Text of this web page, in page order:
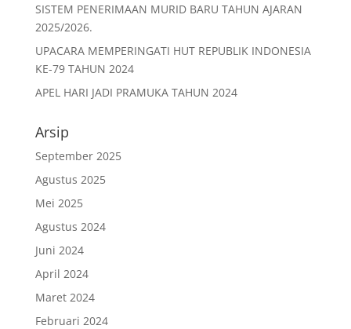
SISTEM PENERIMAAN MURID BARU TAHUN AJARAN
2025/2026.
UPACARA MEMPERINGATI HUT REPUBLIK INDONESIA
KE-79 TAHUN 2024
APEL HARI JADI PRAMUKA TAHUN 2024
Arsip
September 2025
Agustus 2025
Mei 2025
Agustus 2024
Juni 2024
April 2024
Maret 2024
Februari 2024